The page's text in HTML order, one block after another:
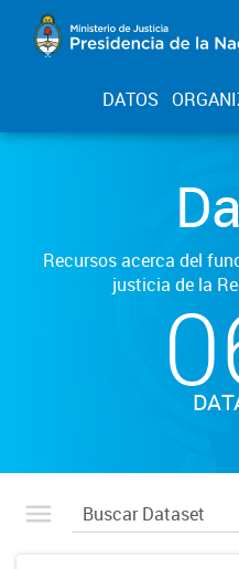
DATOS
Recursos acerca del
justicia de la